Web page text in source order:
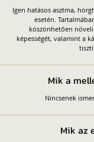
Igen hatásos asztma,
esetén.
köszönhetően
képességét, valamint a
Mik a
Nincsenek
Mik az